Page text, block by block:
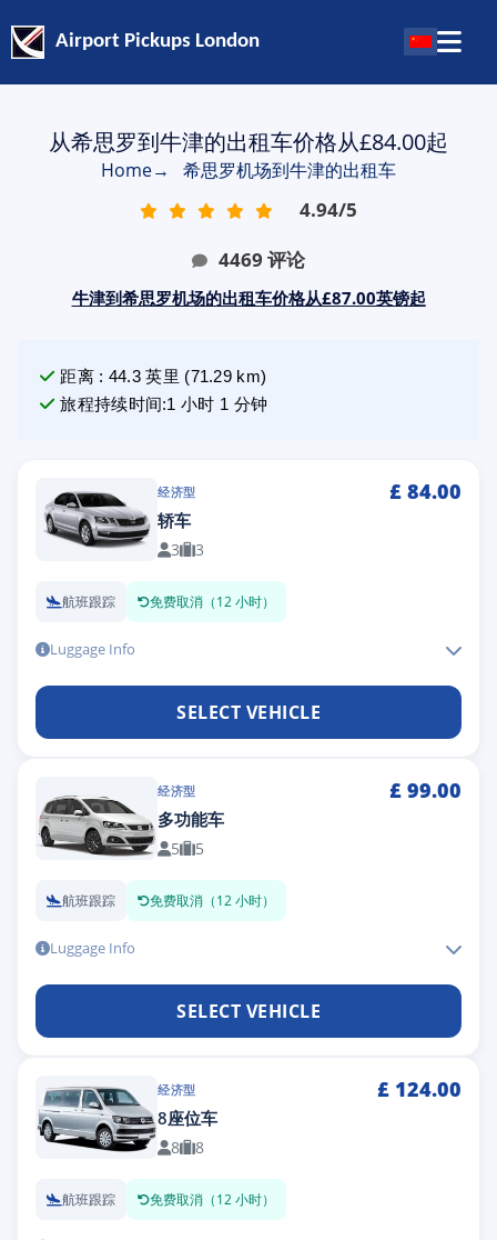
Airport Pickups London
从希思罗到牛津的出租车价格从£84.00起
Home→ 希思罗机场到牛津的出租车
4.94/5
4469 评论
牛津到希思罗机场的出租车价格从£87.00英镑起
距离: 44.3 英里 (71.29 km)
旅程持续时间:1 小时 1 分钟
经济型 £ 84.00
轿车
3 3
航班跟踪 免费取消（12 小时）
Luggage Info
SELECT VEHICLE
经济型 £ 99.00
多功能车
5 5
航班跟踪 免费取消（12 小时）
Luggage Info
SELECT VEHICLE
经济型 £ 124.00
8座位车
8 8
航班跟踪 免费取消（12 小时）